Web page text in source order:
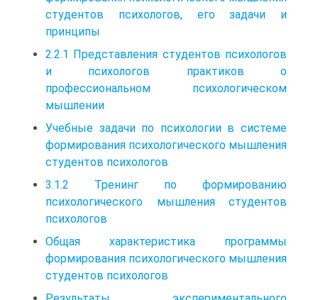
студентов психологов, его задачи и
принципы
2.2.1 Представления студентов психологов
и психологов практиков о
профессиональном психологическом
мышлении
Учебные задачи по психологии в системе
формирования психологического мышления
студентов психологов
3.1.2 Тренинг по формированию
психологического мышления студентов
психологов
Общая характеристика программы
формирования психологического мышления
студентов психологов